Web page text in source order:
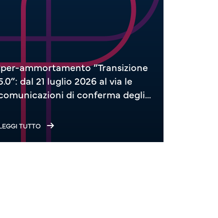
ammortamento “Transizione
dal 21 luglio 2026 al via le
di conferma degli
TUTTO